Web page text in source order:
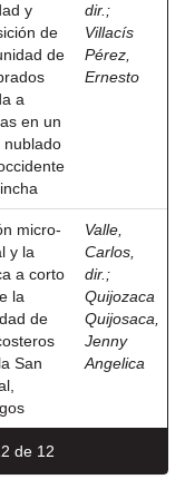
y
de
de
a
en un
nublado
dir. ;
Villacís
Pérez,
Ernesto
micro-
y la
a corto
la
de
San
Valle,
Carlos,
dir. ;
Quijozaca
Quijosaca,
Jenny
Angelica
de 12